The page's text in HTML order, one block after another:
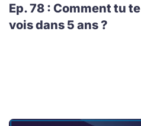
Ep. 78 : Comment tu te
vois dans 5 ans ?